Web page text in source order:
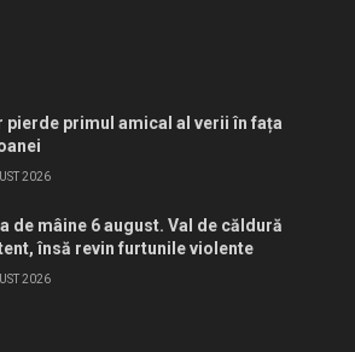
pierde primul amical al verii în fața
2026
de mâine 6 august. Val de căldură
însă revin furtunile violente
2026